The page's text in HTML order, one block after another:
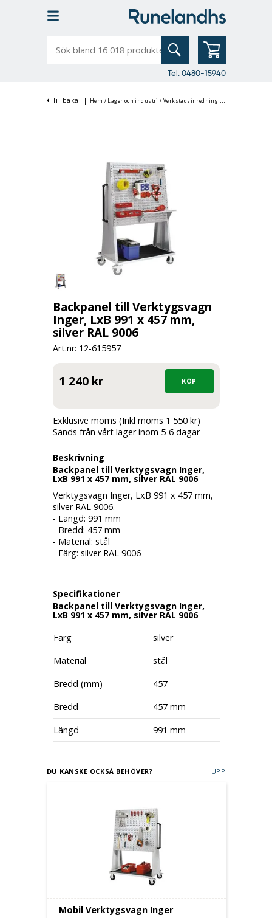
bland
Tel. 0480-15940
Tillbaka | Hem / Lager och industri / Verkstadsinredning
Backpanel till Verktygsvagn
Inger, LxB 991 x 457 mm,
silver RAL 9006
Art.nr: 12-615957
1 240 kr
Exklusive moms (Inkl moms 1 550 kr)
Sänds från vårt lager inom 5-6 dagar
Beskrivning
Backpanel till Verktygsvagn Inger,
LxB 991 x 457 mm, silver RAL 9006
Verktygsvagn Inger, LxB 991 x 457 mm,
silver RAL 9006.
- Längd: 991 mm
- Bredd: 457 mm
- Material: stål
- Färg: silver RAL 9006
Specifikationer
Backpanel till Verktygsvagn Inger,
LxB 991 x 457 mm, silver RAL 9006
Färg
silver
Material
stål
Bredd (mm)
457
Bredd
457 mm
Längd
991 mm
DU KANSKE OCKSÅ BEHÖVER? UPP
Mobil Verktygsvagn Inger